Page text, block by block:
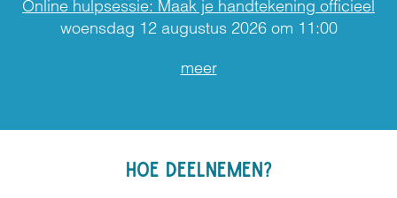
Online hulpsessie: Maak je handtekening officieel
woensdag 12 augustus 2026 om 11:00
meer
HOE DEELNEMEN?